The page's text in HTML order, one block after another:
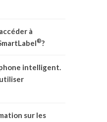
à
®?
intelligent.
sur les